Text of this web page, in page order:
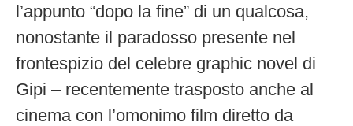
l’appunto “dopo la fine” di un qualcosa,
nonostante il paradosso presente nel
frontespizio del celebre graphic novel di
Gipi – recentemente trasposto anche al
cinema con l’omonimo film diretto da